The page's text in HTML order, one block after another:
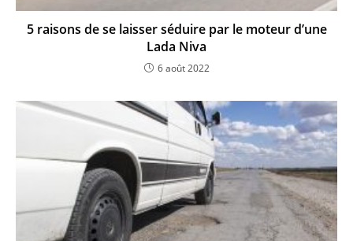
5 raisons de se laisser séduire par le moteur d’une
Lada Niva
6 août 2022